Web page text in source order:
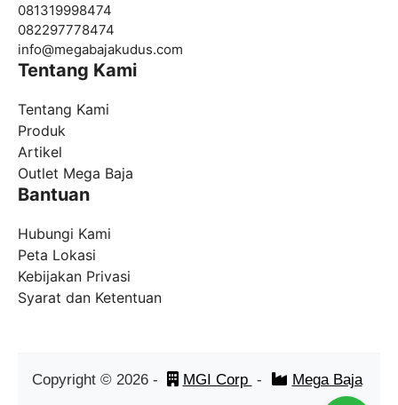
081319998474
082297778474
info@megabajakudus.com
Tentang Kami
Tentang Kami
Produk
Artikel
Outlet Mega Baja
Bantuan
Hubungi Kami
Peta Lokasi
Kebijakan Privasi
Syarat dan Ketentuan
Copyright © 2026- MGI Corp - Mega Baja